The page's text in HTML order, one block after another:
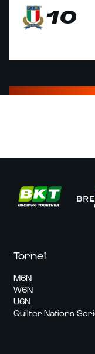
10
Tornei
M6N
W6N
U6N
Quilter Nations